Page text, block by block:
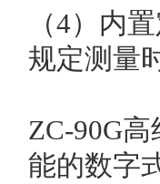
（4）内
规定测量
ZC-90G
能的数字